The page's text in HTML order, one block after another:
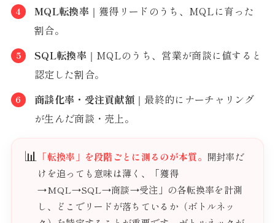
MQL転換率｜獲得リードのうち、MQLに育った
割合。
SQL転換率｜MQLのうち、営業が商談に値すると
認定した割合。
商談化率・受注貢献額 ｜最終的にナーチャリング
が生んだ商談・売上。
📊 「転換率」を段階ごとに測るのが本質。 開封率だ
けを追っても意味は薄く、「獲得
→MQL→SQL→商談→受注」の各転換率を計測
し、どこでリードが落ちているか（ボトルネッ